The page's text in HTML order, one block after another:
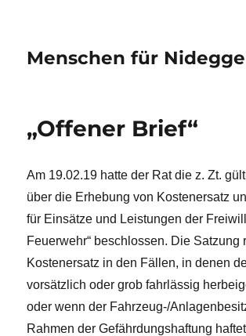
Menschen für
„Offener Brief“
Am 19.02.19 hatte der Rat die z. Zt.
über die Erhebung von Kostenersatz
für Einsätze und Leistungen der
Feuerwehr“ beschlossen. Die Satzung
Kostenersatz in den Fällen, in denen
vorsätzlich oder grob fahrlässig
oder wenn der Fahrzeug-/
Rahmen der Gefährdungshaftung